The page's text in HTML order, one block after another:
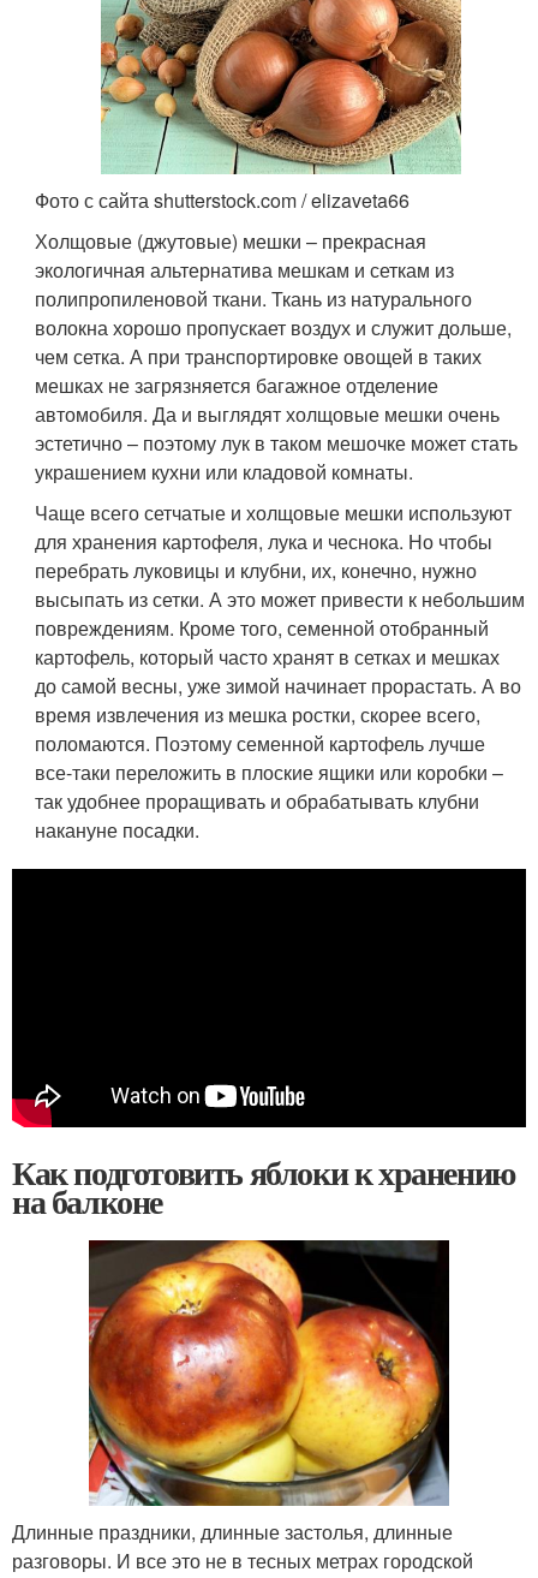
Фото с сайта shutterstock.com / elizaveta66
Холщовые (джутовые) мешки – прекрасная
экологичная альтернатива мешкам и сеткам из
полипропиленовой ткани. Ткань из натурального
волокна хорошо пропускает воздух и служит дольше,
чем сетка. А при транспортировке овощей в таких
мешках не загрязняется багажное отделение
автомобиля. Да и выглядят холщовые мешки очень
эстетично – поэтому лук в таком мешочке может стать
украшением кухни или кладовой комнаты.
Чаще всего сетчатые и холщовые мешки используют
для хранения картофеля, лука и чеснока. Но чтобы
перебрать луковицы и клубни, их, конечно, нужно
высыпать из сетки. А это может привести к небольшим
повреждениям. Кроме того, семенной отобранный
картофель, который часто хранят в сетках и мешках
до самой весны, уже зимой начинает прорастать. А во
время извлечения из мешка ростки, скорее всего,
поломаются. Поэтому семенной картофель лучше
все-таки переложить в плоские ящики или коробки –
так удобнее проращивать и обрабатывать клубни
накануне посадки.
Как подготовить яблоки к хранению
на балконе
Длинные праздники, длинные застолья, длинные
разговоры. И все это не в тесных метрах городской